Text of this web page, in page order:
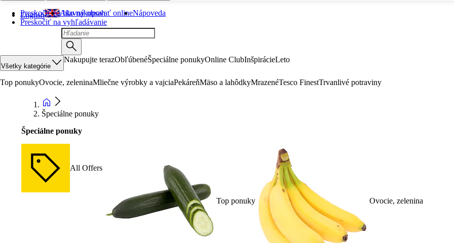
Preskočiť na hlavný obsah
Preskočiť na vyhľadávanie
English Ako nakupovať onlineNápoveda
Všetky kategórie
Nakupujte terazObľúbenéŠpeciálne ponukyOnline ClubInšpirácieLeto
Top ponukyOvocie, zeleninaMliečne výrobky a vajciaPekáreňMäso a lahôdkyMrazenéTesco FinestTrvanlivé potraviny
Špeciálne ponuky
Špeciálne ponuky
All Offers
Top ponuky Ovocie, zelenina